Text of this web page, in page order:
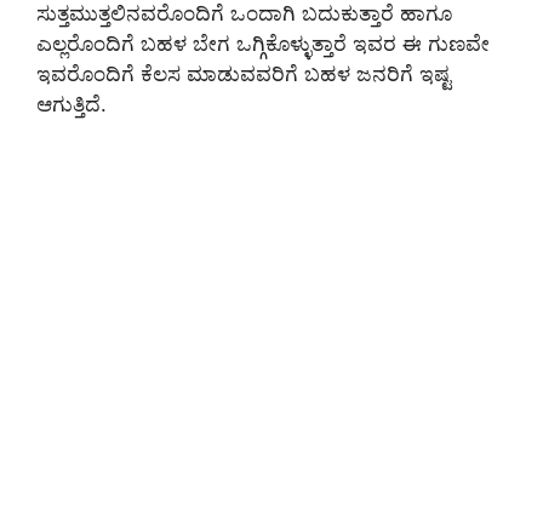
ಸುತ್ತಮುತ್ತಲಿನವರೊಂದಿಗೆ ಒಂದಾಗಿ ಬದುಕುತ್ತಾರೆ ಹಾಗೂ
ಎಲ್ಲರೊಂದಿಗೆ ಬಹಳ ಬೇಗ ಒಗ್ಗಿಕೊಳ್ಳುತ್ತಾರೆ ಇವರ ಈ ಗುಣವೇ
ಇವರೊಂದಿಗೆ ಕೆಲಸ ಮಾಡುವವರಿಗೆ ಬಹಳ ಜನರಿಗೆ ಇಷ್ಟ
ಆಗುತ್ತಿದೆ.